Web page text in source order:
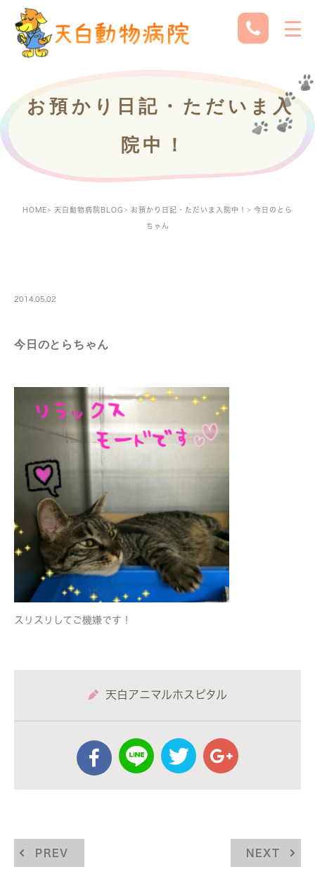
お預かり日記・ただいま入
院中！
HOME 天白動物病院BLOG お預かり日記・ただいま入院中！ 今日のとら
ちゃん
2014.05.02
今日のとらちゃん
スリスリしてご機嫌です！
天白アニマルホスピタル
PREV NEXT